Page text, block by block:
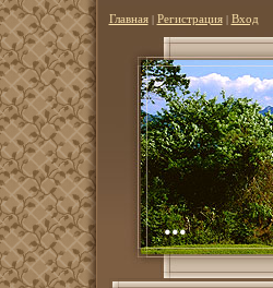
Главная| Регистрация| Вход
...